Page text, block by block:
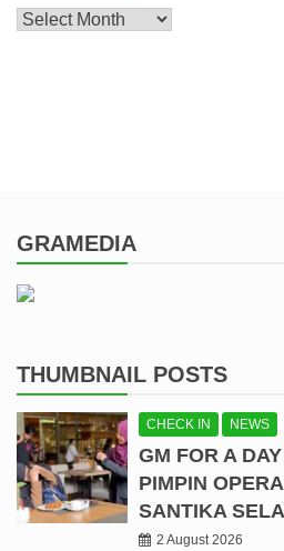
Archive
GRAMEDIA
THUMBNAIL POSTS
CHECK IN NEWS
GM FOR A
PIMPIN
SANTIKA
2 August 2026